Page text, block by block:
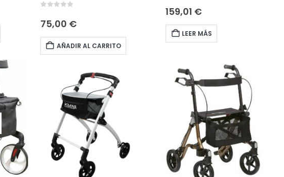
75,00 €
AÑADIR AL CARRITO
159,01 €
LEER MÁS